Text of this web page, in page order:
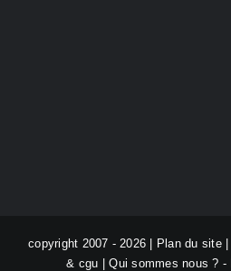
copyright 2007 - 2026 | Plan du site|
& cgu |Qui sommes nous ? -